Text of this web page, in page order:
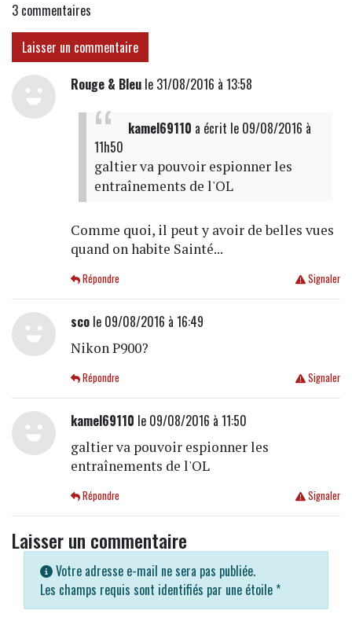
3 commentaires
Laisser un commentaire
Rouge & Bleule 31/08/2016 à 13:58
kamel69110 a écrit le 09/08/2016 à
11h50
galtier va pouvoir espionner les
entraînements de l'OL
Comme quoi, il peut y avoir de belles vues
quand on habite Sainté...
Signaler
Répondre
scole 09/08/2016 à 16:49
Nikon P900?
Signaler
Répondre
kamel69110 le 09/08/2016 à 11:50
galtier va pouvoir espionner les
entraînements de l'OL
Signaler
Répondre
Laisser un commentaire
Votre adresse e-mail ne sera pas publiée.
Les champs requis sont identifiés par une étoile *